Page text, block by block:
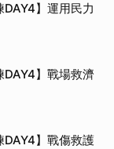
DAY4】運用民力
DAY4】戰場救濟
DAY4】戰傷救護